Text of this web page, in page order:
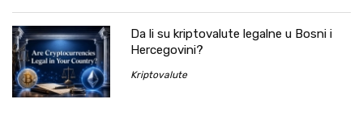
Da li su kriptovalute legalne u Bosni i
Hercegovini?
Kriptovalute